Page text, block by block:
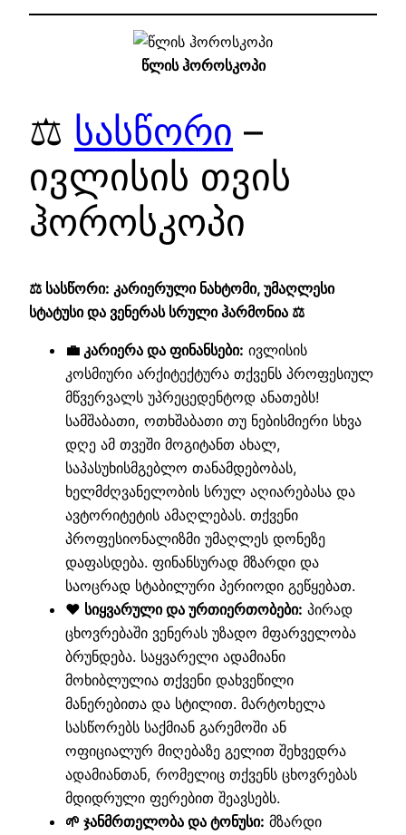
წლის ჰოროსკოპი
⚖️ სასწორი –
ივლისის თვის
ჰოროსკოპი
⚖️ სასწორი: კარიერული ნახტომი, უმაღლესი
სტატუსი და ვენერას სრული ჰარმონია ⚖️
💼 კარიერა და ფინანსები: ივლისის
კოსმიური არქიტექტურა თქვენს პროფესიულ
მწვერვალს უპრეცედენტოდ ანათებს!
სამშაბათი, ოთხშაბათი თუ ნებისმიერი სხვა
დღე ამ თვეში მოგიტანთ ახალ,
საპასუხისმგებლო თანამდებობას,
ხელმძღვანელობის სრულ აღიარებასა და
ავტორიტეტის ამაღლებას. თქვენი
პროფესიონალიზმი უმაღლეს დონეზე
დაფასდება. ფინანსურად მზარდი და
საოცრად სტაბილური პერიოდი გეწყებათ.
❤️ სიყვარული და ურთიერთობები: პირად
ცხოვრებაში ვენერას უზადო მფარველობა
ბრუნდება. საყვარელი ადამიანი
მოხიბლულია თქვენი დახვეწილი
მანერებითა და სტილით. მარტოხელა
სასწორებს საქმიან გარემოში ან
ოფიციალურ მიღებაზე გელით შეხვედრა
ადამიანთან, რომელიც თქვენს ცხოვრებას
მდიდრული ფერებით შეავსებს.
🌱 ჯანმრთელობა და ტონუსი: მზარდი